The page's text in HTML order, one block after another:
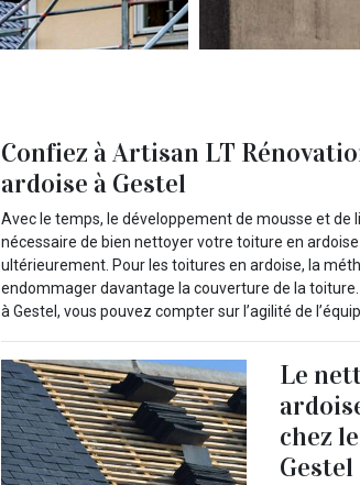
Confiez à Artisan LT
ardoise à Gestel
Avec le temps, le développement de mousse et
nécessaire de bien nettoyer votre toiture en
ultérieurement. Pour les toitures en ardoise, la
endommager davantage la couverture de la
à Gestel, vous pouvez compter sur l’agilité de
Le
chez
Gestel